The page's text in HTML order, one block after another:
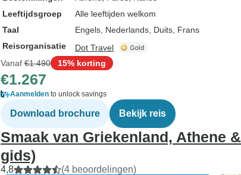
Leeftijdsgroep
Alle leeftijden welkom
Taal
Engels, Nederlands, Duits, Frans
Reisorganisatie
Dot Travel
Vanaf €1.490 15% korting
€1.267
Aanmelden to unlock savings
Download brochure Bekijk reis
Smaak van Griekenland, Athene
gids)
4,8 (4 beoordelingen)